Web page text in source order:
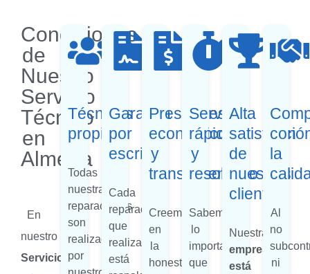
Condiciones
de
Nuestro
Servicio
Técnico
en
Almería
En
nuestro
Servicio
Técnicos
propios
Todas
nuestras
reparaciones
son
realizadas
por
Garantía
por
escrito
Cada
reparación
que
realizamos
está
Presupuestos
económicos
y
transparentes
Creemos
en
la
honestidad
Servicio
rápido
y
resolutivo
Sabemos
lo
importante
que
Alta
de
nuestros
clientes
Nuestra
empresa
está
con
la
Al
no
ni